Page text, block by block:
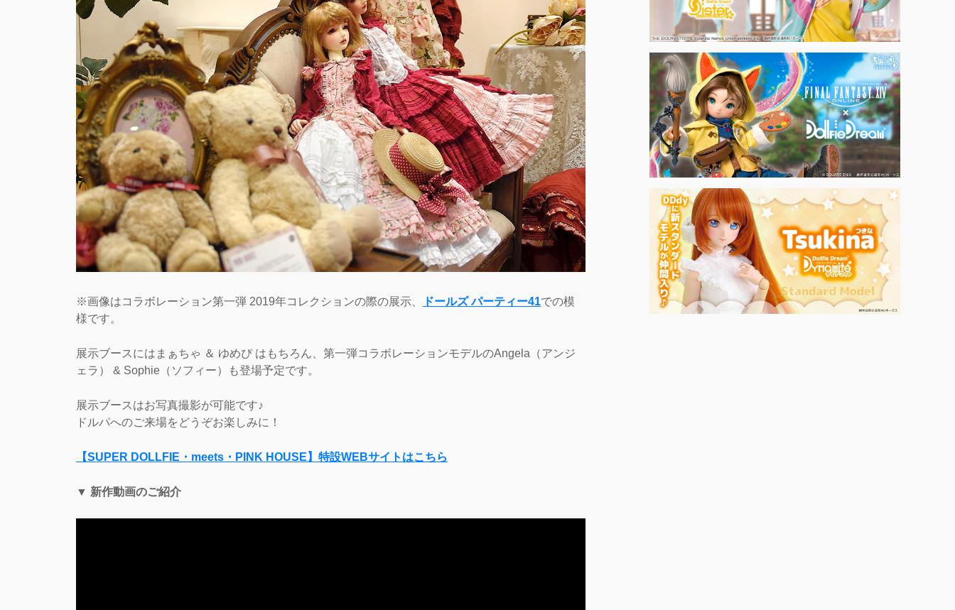
※画像はコラボレーション第一弾 2019年コレクションの際の展示、 ドールズ パーティー41での模
様です。
展示ブースにはまぁちゃ ＆ ゆめぴ はもちろん、第一弾コラボレーションモデルのAngela（アンジ
ェラ） & Sophie（ソフィー）も登場予定です。
展示ブースはお写真撮影が可能です♪
ドルパへのご来場をどうぞお楽しみに！
【SUPER DOLLFIE・meets・PINK HOUSE】特設WEBサイトはこちら
▼ 新作動画のご紹介